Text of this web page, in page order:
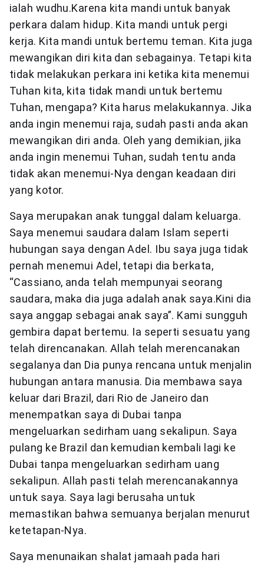
ialah wudhu.Karena kita mandi untuk banyak
perkara dalam hidup. Kita mandi untuk pergi
kerja. Kita mandi untuk bertemu teman. Kita juga
mewangikan diri kita dan sebagainya. Tetapi kita
tidak melakukan perkara ini ketika kita menemui
Tuhan kita, kita tidak mandi untuk bertemu
Tuhan, mengapa? Kita harus melakukannya. Jika
anda ingin menemui raja, sudah pasti anda akan
mewangikan diri anda. Oleh yang demikian, jika
anda ingin menemui Tuhan, sudah tentu anda
tidak akan menemui-Nya dengan keadaan diri
yang kotor.
Saya merupakan anak tunggal dalam keluarga.
Saya menemui saudara dalam Islam seperti
hubungan saya dengan Adel. Ibu saya juga tidak
pernah menemui Adel, tetapi dia berkata,
“Cassiano, anda telah mempunyai seorang
saudara, maka dia juga adalah anak saya.Kini dia
saya anggap sebagai anak saya”. Kami sungguh
gembira dapat bertemu. Ia seperti sesuatu yang
telah direncanakan. Allah telah merencanakan
segalanya dan Dia punya rencana untuk menjalin
hubungan antara manusia. Dia membawa saya
keluar dari Brazil, dari Rio de Janeiro dan
menempatkan saya di Dubai tanpa
mengeluarkan sedirham uang sekalipun. Saya
pulang ke Brazil dan kemudian kembali lagi ke
Dubai tanpa mengeluarkan sedirham uang
sekalipun. Allah pasti telah merencanakannya
untuk saya. Saya lagi berusaha untuk
memastikan bahwa semuanya berjalan menurut
ketetapan-Nya.
Saya menunaikan shalat jamaah pada hari